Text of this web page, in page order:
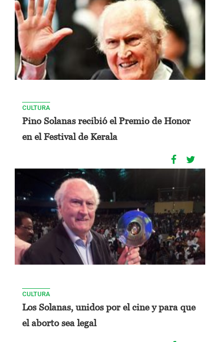
CULTURA
Pino Solanas recibió el Premio de Honor
en el Festival de Kerala
CULTURA
Los Solanas, unidos por el cine y para que
el aborto sea legal